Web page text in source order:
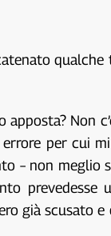
Non
per cui
– non meglio
già scusato e